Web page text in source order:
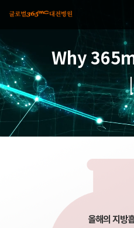
Why
올해의 지방